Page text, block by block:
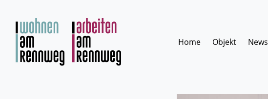
springen
Home
Objekt News